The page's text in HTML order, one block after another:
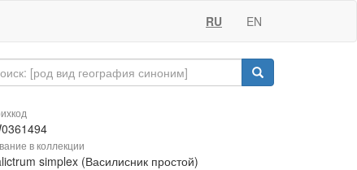
RU EN
в коллекции
simplex (Василисник простой)